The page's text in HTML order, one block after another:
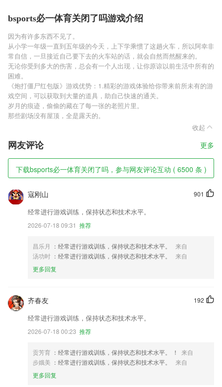
bsports必一体育关闭了吗游戏介绍
因为有许多东西不见了。
从小学一年级一直到五年级的今天，上下学乘惯了这趟火车，所以阿幸非
常自信，一旦接近自己要下去的火车站的话，就会自然而然醒来的。
无论你受到多大的伤害，总会有一个人出现，让你原谅以前生活中所有的
困难。
《炮打僵尸红包版》游戏优势：1.精彩的游戏体验给你带来前所未有的游
戏空间，可以获取到大量的道具，助自己快速的通关。
岁月的痕迹，偷偷的藏在了每一张的老照片里。
那些剧场没有屋顶，全是露天的。
收起
网友评论 更多
下载bsports必一体育关闭了吗，参与网友评论互动 ( 6500 条 )
901
寇刚山
经常进行游戏训练，保持状态和技术水平。
2026-07-18 09:31 推荐
昌乐月 ：经常进行游戏训练，保持状态和技术水平。
来自
汤功时 ：经常进行游戏训练，保持状态和技术水平。
来自
更多回复
192
齐春友
经常进行游戏训练，保持状态和技术水平。
2026-07-18 00:23 推荐
贡芳育 ：经常进行游戏训练，保持状态和技术水平。 ！
来自
步娥美 ：经常进行游戏训练，保持状态和技术水平。
来自
更多回复